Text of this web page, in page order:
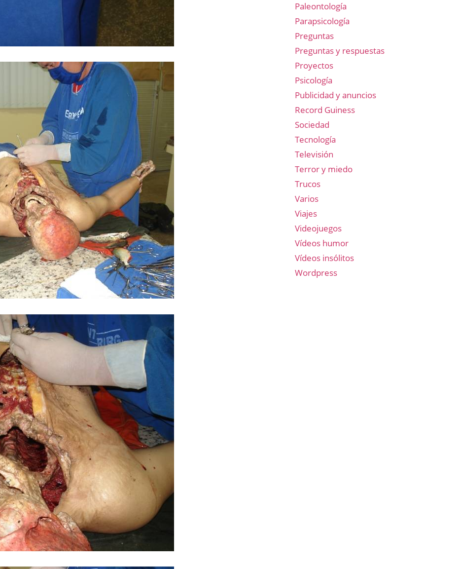
Paleontología
Parapsicología
Preguntas
Preguntas y respuestas
Proyectos
Psicología
Publicidad y anuncios
Record Guiness
Sociedad
Tecnología
Televisión
Terror y miedo
Trucos
Varios
Viajes
Videojuegos
Vídeos humor
Vídeos insólitos
Wordpress